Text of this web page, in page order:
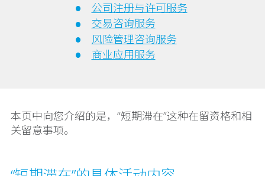
公司注册与许可服务
交易咨询服务
风险管理咨询服务
商业应用服务
本页中向您介绍的是，“短期滞在”这种在留资格和相
关留意事项。